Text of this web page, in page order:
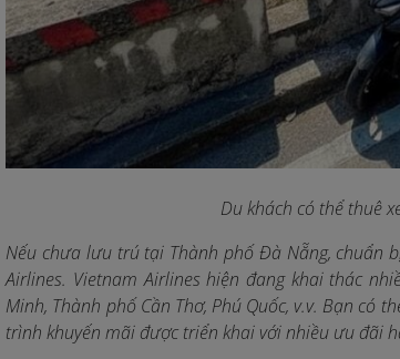
Du khách có thể thuê
Nếu chưa lưu trú tại Thành phố Đà Nẵng, chuẩn
Airlines. Vietnam Airlines hiện đang khai thác
Minh, Thành phố Cần Thơ, Phú Quốc, v.v. Bạn có
trình khuyến mãi được triển khai với nhiều ưu đãi